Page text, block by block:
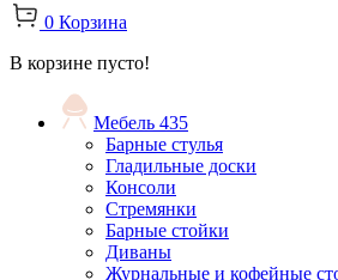
0 Корзина
В корзине пусто!
Мебель 435
Барные стулья
Гладильные доски
Консоли
Стремянки
Барные стойки
Диваны
Журнальные и кофейные